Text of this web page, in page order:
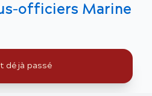
officiers Marine
déjà passé